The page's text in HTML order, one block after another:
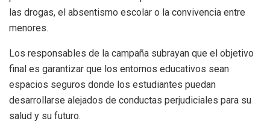
las drogas, el absentismo escolar o la convivencia entre
menores.
Los responsables de la campaña subrayan que el objetivo
final es garantizar que los entornos educativos sean
espacios seguros donde los estudiantes puedan
desarrollarse alejados de conductas perjudiciales para su
salud y su futuro.